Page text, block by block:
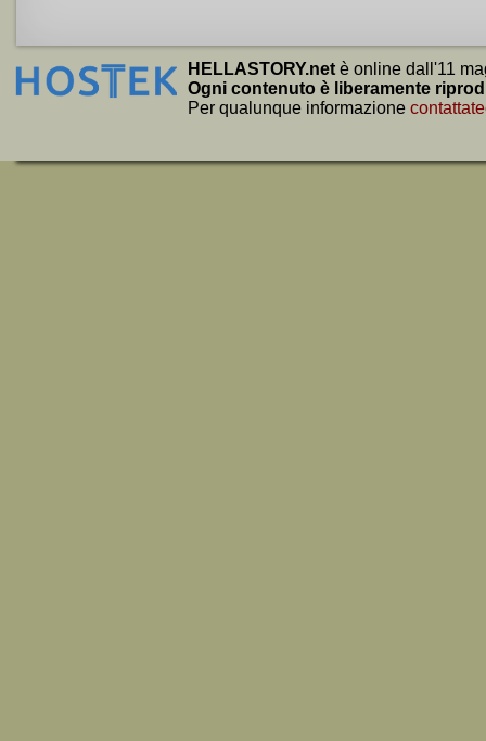
HELLASTORY.net è online dall'11
Ogni contenuto è liberamente
Per qualunque informazione